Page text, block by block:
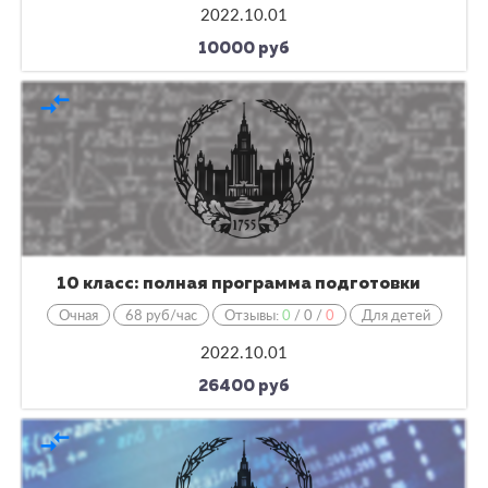
2022.10.01
10000 руб
compare_arrows
10 класс: полная программа подготовки
Очная
68 руб/час Отзывы:0 /0 /0 Для детей
2022.10.01
26400 руб
compare_arrows